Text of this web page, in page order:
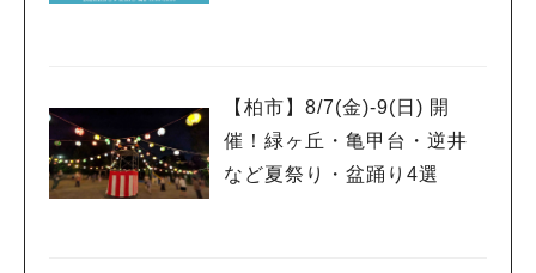
【柏市】8/7(金)‐9(日) 開
催！緑ヶ丘・亀甲台・逆井
など夏祭り・盆踊り4選